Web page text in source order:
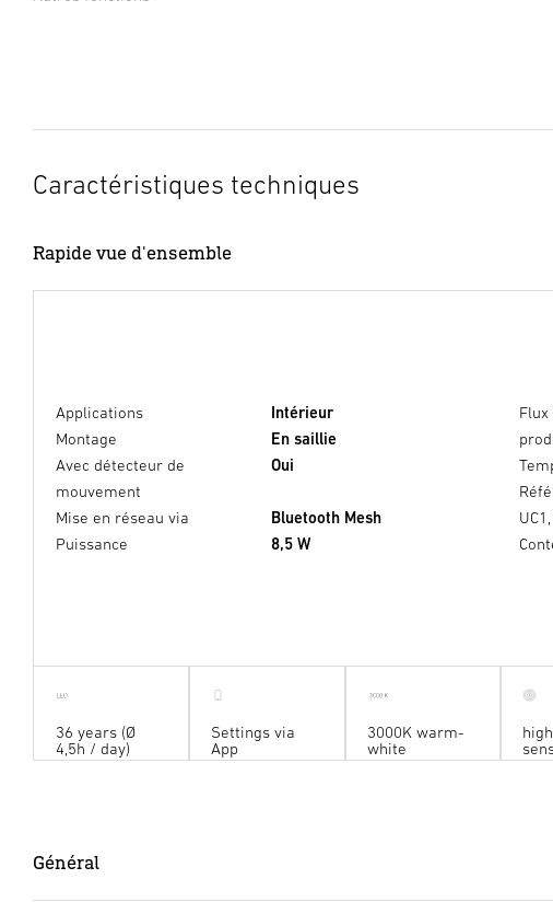
Caractéristiques techniques
Rapide vue d'ensemble
Applications
Intérieur
Montage
En saillie
Avec détecteur de
mouvement
Oui
Mise en réseau via
Bluetooth Mesh
Puissance
8,5 W
36 years (Ø
4,5h / day)
Settings via
App
3000K warm-
white
Général